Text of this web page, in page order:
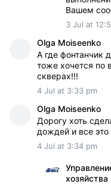
Вашем
3 Jul at
Olga Moiseenko
А где фонтанчик
тоже хочется по
скверах!!!
4 Jul at 3:33 pm
Olga Moiseenko
Дорогу хоть
дождей и все
4 Jul at 3:34 pm
хозяйства